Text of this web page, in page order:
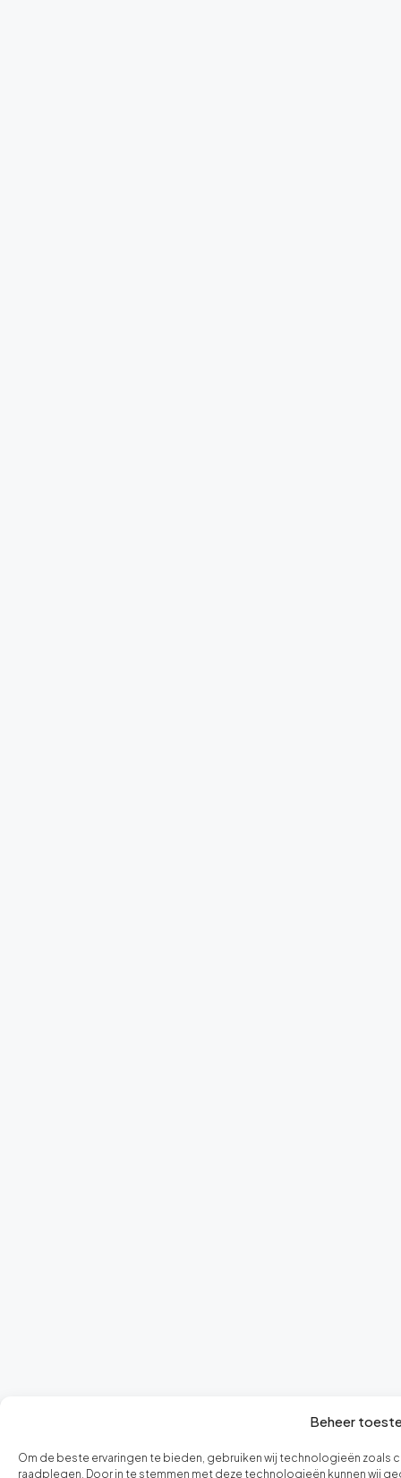
Beheer
Om de beste ervaringen te bieden, gebruiken wij technologieën zoals
raadplegen. Door in te stemmen met deze technologieën kunnen wij